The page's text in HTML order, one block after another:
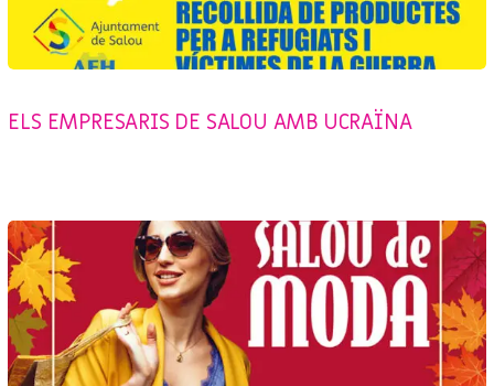
ELS EMPRESARIS DE SALOU AMB UCRAÏNA